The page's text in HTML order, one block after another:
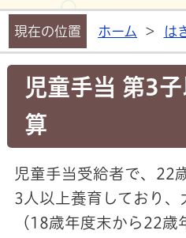
現在の位置 ホーム > は
児童手当 第3
算
児童手当受給者で、22
3人以上養育しており
（18歳年度末から22歳